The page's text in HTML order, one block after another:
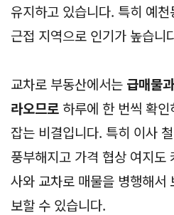
유지하고 있습니다. 특히 예
근접 지역으로 인기가 높습니
교차로 부동산에서는 급매물
라오므로 하루에 한 번씩 확
잡는 비결입니다. 특히 이사
풍부해지고 가격 협상 여지도
사와 교차로 매물을 병행해서
보할 수 있습니다.